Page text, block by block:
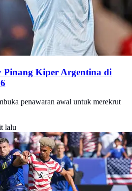
Pinang Kiper Argentina di
penawaran awal untuk merekrut
lalu